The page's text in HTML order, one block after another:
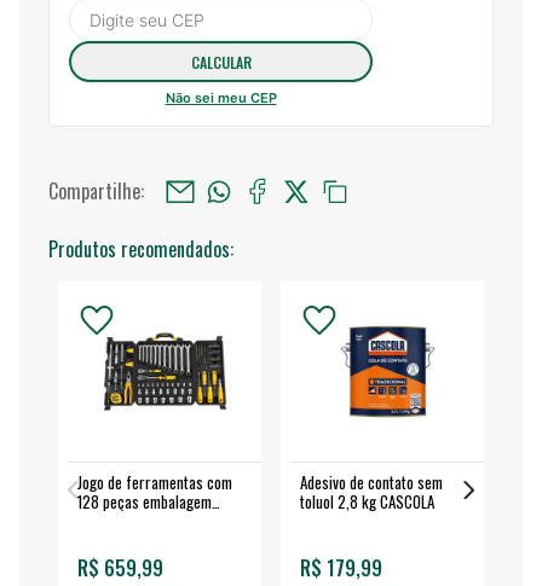
Não sei meu CEP
Compartilhe:
Produtos recomendados:
Jogo de ferramentas com
128 peças embalagem
R$ 659,99
Adesivo de contato sem
toluol 2,8 kg CASCOLA
R$ 179,99